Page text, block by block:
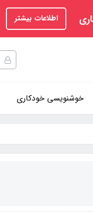
اطلاعات بیشتر
خوشنویسی خودکاری